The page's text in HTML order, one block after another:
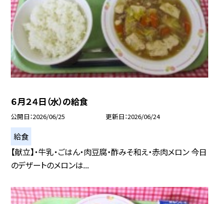
６月２４日（水）の給食
公開日 2026/06/25 更新日 2026/06/24
給食
【献立】・牛乳・ごはん・肉豆腐・酢みそ和え・赤肉メロン 今日
のデザートのメロンは...